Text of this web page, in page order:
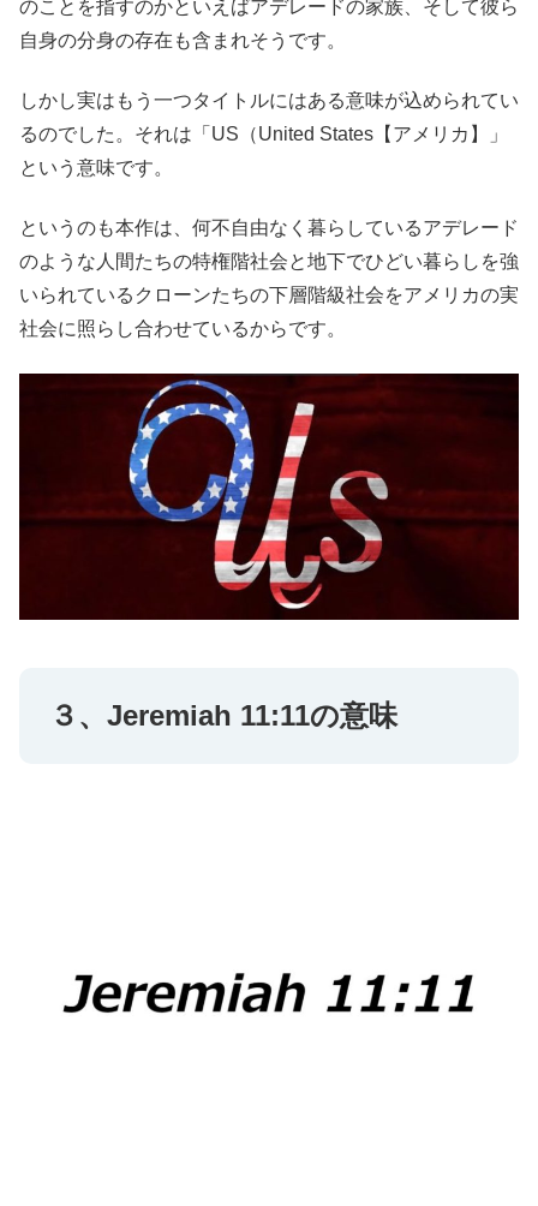
のことを指すのかといえばアデレードの家族、そして彼ら
自身の分身の存在も含まれそうです。
しかし実はもう一つタイトルにはある意味が込められてい
るのでした。それは「US（United States【アメリカ】」
という意味です。
というのも本作は、何不自由なく暮らしているアデレード
のような人間たちの特権階社会と地下でひどい暮らしを強
いられているクローンたちの下層階級社会をアメリカの実
社会に照らし合わせているからです。
３、Jeremiah 11:11の意味